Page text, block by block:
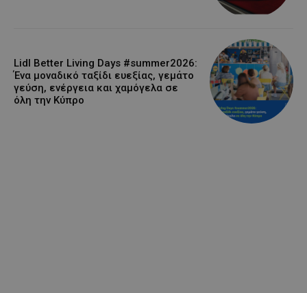
Lidl Better Living Days #summer2026:
Ένα μοναδικό ταξίδι ευεξίας, γεμάτο
γεύση, ενέργεια και χαμόγελα σε
όλη την Κύπρο